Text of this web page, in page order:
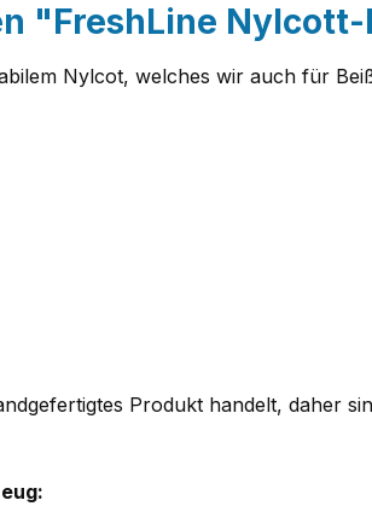
"FreshLine
Nylcot, welches wir auch für
Produkt handelt, daher